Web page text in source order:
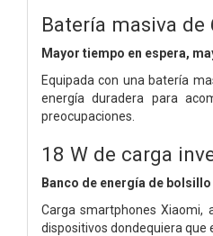
Batería masiva de
Mayor tiempo en espera,
Equipada con una batería
energía duradera para
preocupaciones.
18 W de carga
Banco de energía de bolsillo
Carga smartphones Xiaomi,
dispositivos dondequiera que